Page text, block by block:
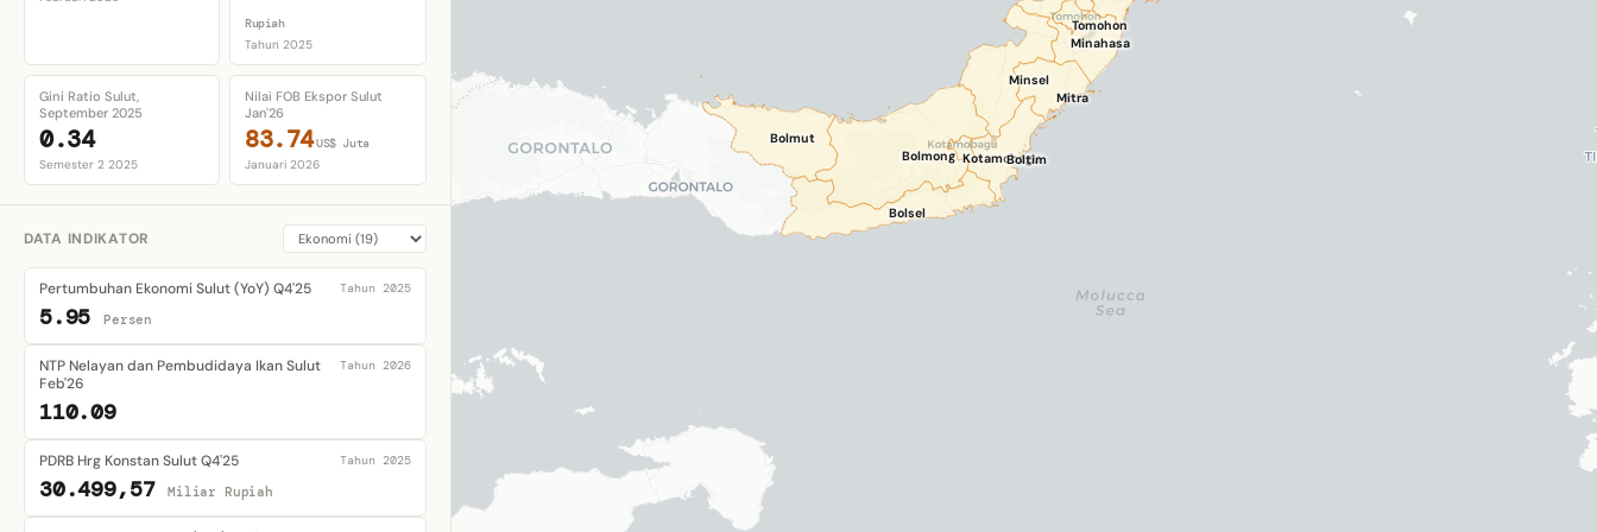
Rupiah
Tahun 2025
Gini Ratio Sulut,
September 2025
0.34
Semester 2 2025
Nilai FOB Ekspor Sulut
Jan'26
83.74US$ Juta
Januari 2026
DATA INDIKATOR
Pertumbuhan Ekonomi Sulut (YoY) Q4'25 Tahun 2025
5.95Persen
NTP Nelayan dan Pembudidaya Ikan Sulut
Feb'26
Tahun 2026
110.09
PDRB Hrg Konstan Sulut Q4'25 Tahun 2025
30.499,57Miliar Rupiah
Bolmong
Bolsel
Boltim
Bolmut
Minahasa
Minsel
Mitra
Kotamobagu
Tomohon